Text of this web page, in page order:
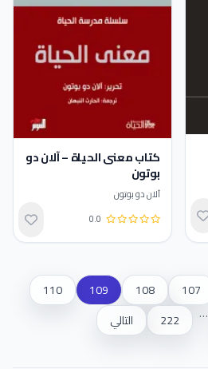
كتاب معنى الحياة – آلان دو
بوتون
آلان دو بوتون
تقييم 0.0 من 5 0.0
107
108
109
110
…
222 التالي